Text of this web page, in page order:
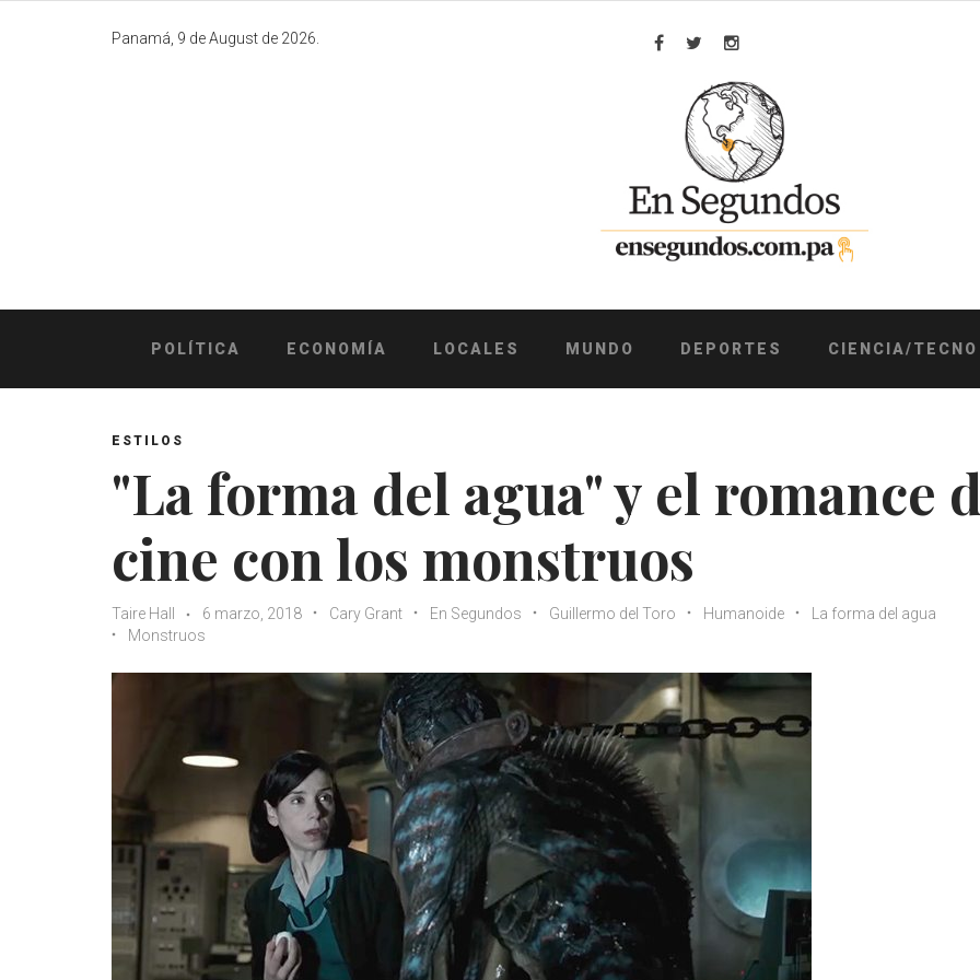
Panamá, 9 de August de 2026.
Facebook
TwitterInstagram
POLÍTICA ECONOMÍA LOCALES MUNDO DEPORTES CIENCIA/TECNO
ESTILOS
"La forma del agua" y el romance
cine con los monstruos
Taire Hall 6 marzo, 2018 Cary Grant En Segundos Guillermo del Toro Humanoide
La forma del agua
Monstruos